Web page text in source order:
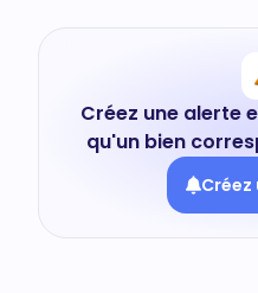
Créez une alerte
qu'un bien